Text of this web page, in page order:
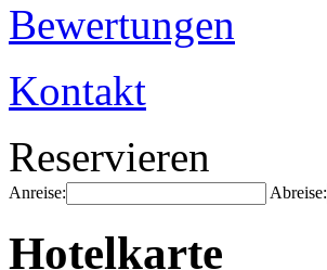
Bewertungen
Kontakt
Reservieren
Anreise: Abreise:
Hotelkarte